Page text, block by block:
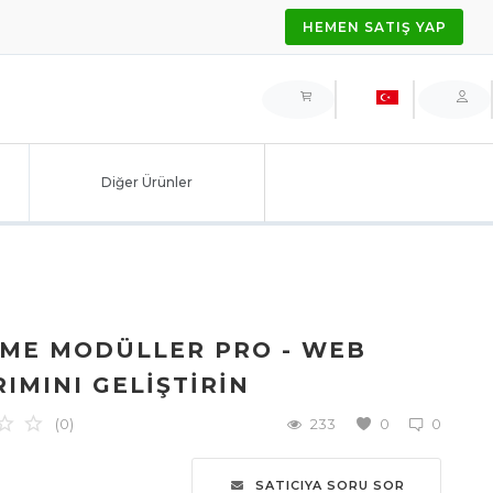
HEMEN SATIŞ YAP
Diğer Ürünler
MODÜLLER PRO - WEB
GELIŞTIRIN
0
(0) 0
233
SATICIYA SORU SOR